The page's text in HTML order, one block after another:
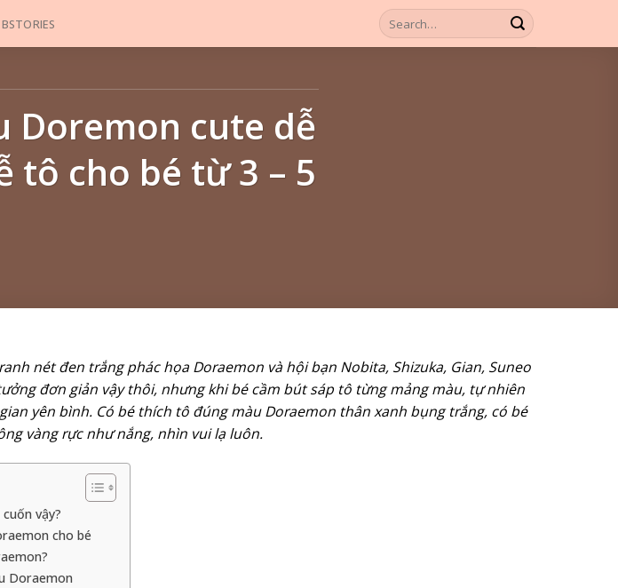
Doremon cute dễ
tô cho bé từ 3 – 5
nét đen trắng phác họa Doraemon và hội bạn Nobita, Shizuka, Gian, Suneo
đơn giản vậy thôi, nhưng khi bé cầm bút sáp tô từng mảng màu, tự nhiên
yên bình. Có bé thích tô đúng màu Doraemon thân xanh bụng trắng, có bé
vàng rực như nắng, nhìn vui lạ luôn.
vậy?
cho bé
Doraemon